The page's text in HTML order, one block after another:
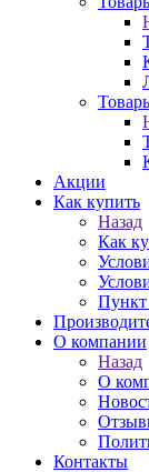
Акции
Как купить
Назад
Как
Пункт
О компании
Назад
О
Контакты